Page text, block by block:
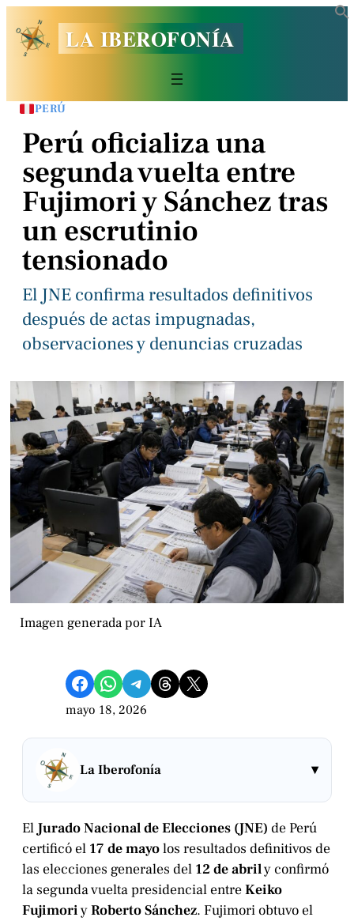
LA IBEROFONÍA
PERÚ
Perú oficializa una
segunda vuelta entre
Fujimori y Sánchez tras
un escrutinio
tensionado
El JNE confirma resultados definitivos
después de actas impugnadas,
observaciones y denuncias cruzadas
Imagen generada por IA
Compartir en Facebook Compartir en WhatsApp Compartir en Telegram Share on Threads Compartir en X
mayo 18, 2026
La Iberofonía ▾
El Jurado Nacional de Elecciones (JNE) de Perú
certificó el 17 de mayolos resultados definitivos de
las elecciones generales del 12 de abrily confirmó
la segunda vuelta presidencial entreKeiko
FujimoriyRoberto Sánchez. Fujimori obtuvo el